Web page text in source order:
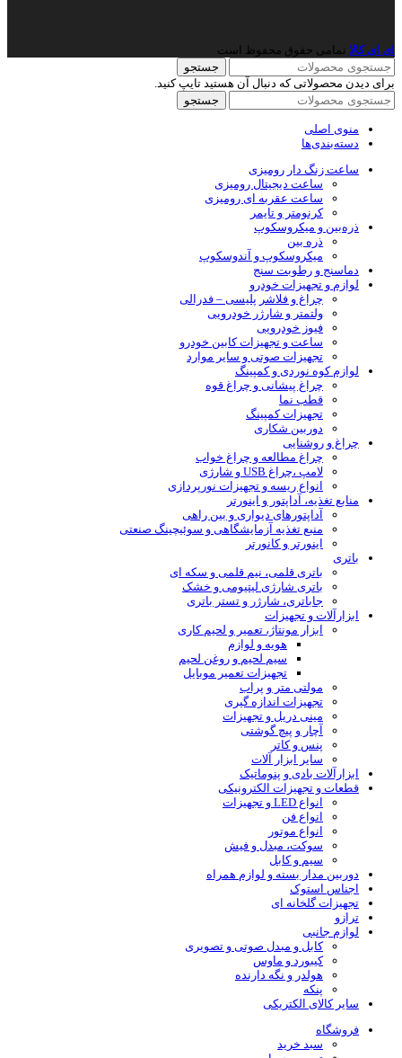
ای ای کالا نمامی حقوق محفوظ است
جستجو
برای دیدن محصولاتی که دنبال آن هستید تایپ کنید.
جستجو
منوی اصلی
دسته‌بندی‌ها
ساعت زنگ دار رومیزی
ساعت دیجیتال رومیزی
ساعت عقربه ای رومیزی
کرنومتر و تایمر
ذره‌بین و میکروسکوپ
ذره بین
میکروسکوپ و آندوسکوپ
دماسنج و رطوبت سنج
لوازم و تجهیزات خودرو
چراغ و فلاشر پلیسی – فدرالی
ولتمتر و شارژر خودرویی
فیوز خودرویی
ساعت و تجهیزات کابین خودرو
تجهیزات صوتی و سایر موارد
لوازم کوه نوردی و کمپینگ
چراغ پیشانی و چراغ قوه
قطب نما
تجهیزات کمپینگ
دوربین شکاری
چراغ و روشنایی
چراغ مطالعه و چراغ خواب
لامپ ،چراغ USB و شارژی
انواع ریسه و تجهیزات نورپردازی
منابع تغذیه، آداپتور و اینورتر
آداپتورهای دیواری و بین راهی
منبع تغذیه آزمایشگاهی و سوئیچینگ صنعتی
اینورتر و کانورتر
باتری
باتری قلمی، نیم قلمی و سکه ای
باتری شارژی لیتیومی و خشک
جاباتری، شارژر و تستر باتری
ابزارآلات و تجهیزات
ابزار مونتاژ، تعمیر و لحیم کاری
هویه و لوازم
سیم لحیم و روغن لحیم
تجهیزات تعمیر موبایل
مولتی متر و پراب
تجهیزات اندازه گیری
مینی دریل و تجهیزات
آچار و پیچ گوشتی
پنس و کاتر
سایر ابزار آلات
ابزارآلات بادی و پنوماتیک
قطعات و تجهیزات الکترونیکی
انواع LED و تجهیزات
انواع فن
انواع موتور
سوکت، مبدل و فیش
سیم و کابل
دوربین مدار بسته و لوازم همراه
اجناس استوک
تجهیزات گلخانه ای
ترازو
لوازم جانبی
کابل و مبدل صوتی و تصویری
کیبورد و ماوس
هولدر و نگه دارنده
پنکه
سایر کالای الکتریکی
فروشگاه
سبد خرید